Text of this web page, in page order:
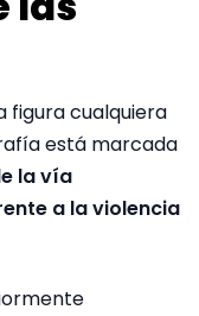
figura cualquiera
está marcada
la vía
a la violencia